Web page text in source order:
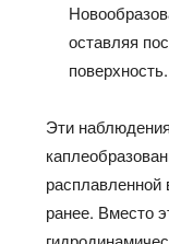
оставляя
поверхность.
Эти
расплавленной
ранее. Вместо